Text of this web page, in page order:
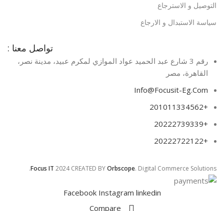
التوصيل و الاسترجاع
سياسة الاستبدال و الارجاع
تواصل معنا :
رقم 3 شارع عبد الحميد عواد الموازي لمكرم عبيد، مدينة نصر،
القاهرة، مصر​
Info@Focusit-Eg.Com
+201011334562
+20222739339
+20222722122
Focus IT 2024 CREATED BYOrbscope. Digital Commerce Solutions.
Facebook Instagram linkedin
Compare